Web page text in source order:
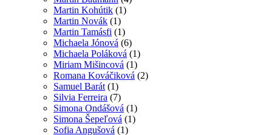
Martin Kohútik (1)
Martin Novák (1)
Martin Tamásfi (1)
Michaela Jónová (6)
Michaela Poláková (1)
Miriam Mišincová (1)
Romana Kováčiková (2)
Samuel Barát (1)
Silvia Ferreira (7)
Simona Ondášová (1)
Simona Šepeľová (1)
Sofia Angušová (1)